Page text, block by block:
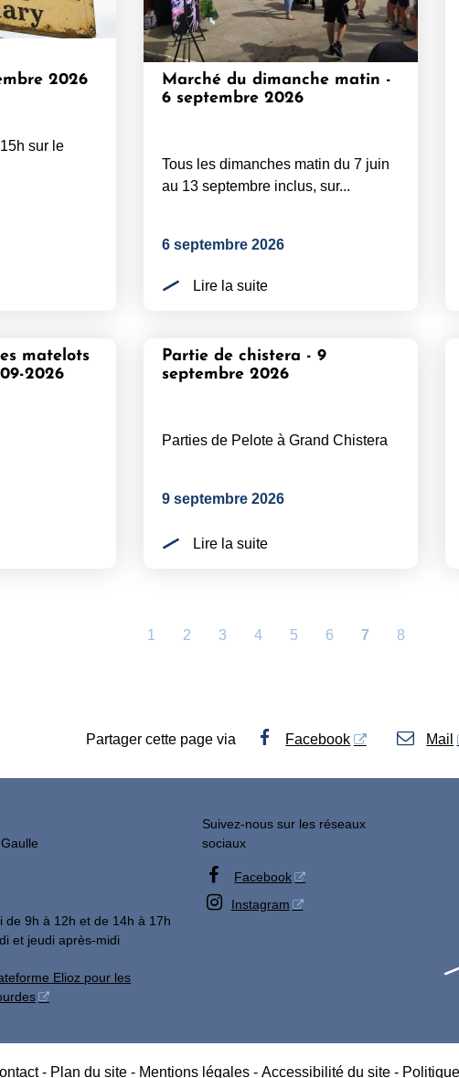
2026
sur le
Marché du dimanche matin -
6 septembre 2026
Tous les dimanches matin du 7 juin
au 13 septembre inclus, sur...
6 septembre 2026
Lire la suite
matelots
2026
Partie de chistera - 9
septembre 2026
Parties de Pelote à Grand Chistera
9 septembre 2026
Lire la suite
1 2 3 4 5 6 7 8
Partager cette page via Facebook Mail
de 9h à 12h et de 14h à 17h
et jeudi après-midi
Elioz pour les
Suivez-nous sur les réseaux
sociaux
 Facebook
 Instagram
- Plan du site- Mentions légales- Accessibilité du site-